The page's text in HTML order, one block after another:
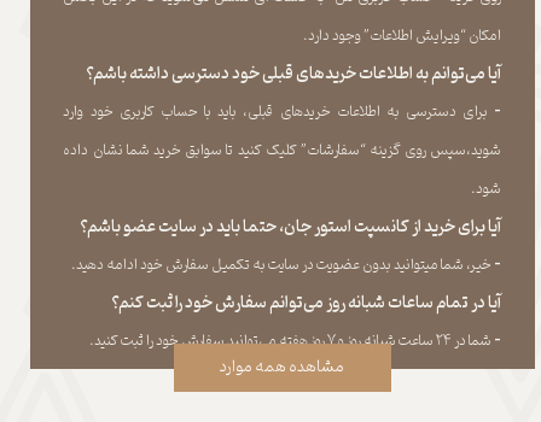
امکان “ویرایش اطلاعات” وجود دارد.​​​​​​​
آیا می‌‏توانم به اطلاعات خریدهای قبلی خود دسترسی داشته باشم؟
​​​​​​​- برای دسترسی به اطلاعات خریدهای قبلی، باید با حساب کاربری خود وارد
شوید،سپس روی گزینه “سفارشات” کلیک کنید تا سوابق خرید شما نشان داده
‏شود.​​​​​​​
آیا برای خرید از کانسپت استور جان، حتما باید در سایت عضو باشم؟
​​​​​​​- خیر، شما میتوانید بدون عضویت در سایت به تکمیل سفارش خود ادامه دهید.​​​​​​​
آیا در تمام ساعات شبانه روز می‌توانم سفارش خود را ثبت کنم؟
​​​​​​​​​​​​​​- شما در ۲۴ ساعت شبانه روز و ۷ روز هفته می‌‏توانید سفارش خود را ثبت کنید.
مشاهده همه موارد